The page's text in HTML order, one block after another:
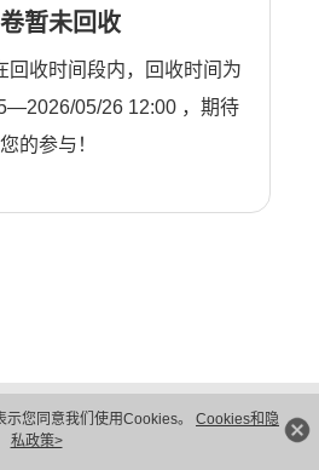
您同意我们使用Cookies。 Cookies和隐
私政策>
暂未回收
回收时间段内，回收时间为
05/26 12:00 ，期待
您的参与！
隐私保护
法律声明